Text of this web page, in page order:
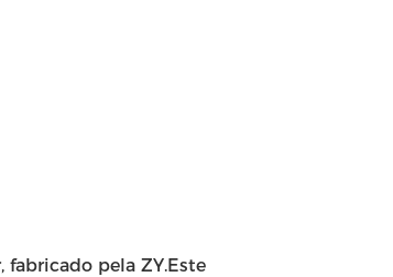
pela ZY.Este